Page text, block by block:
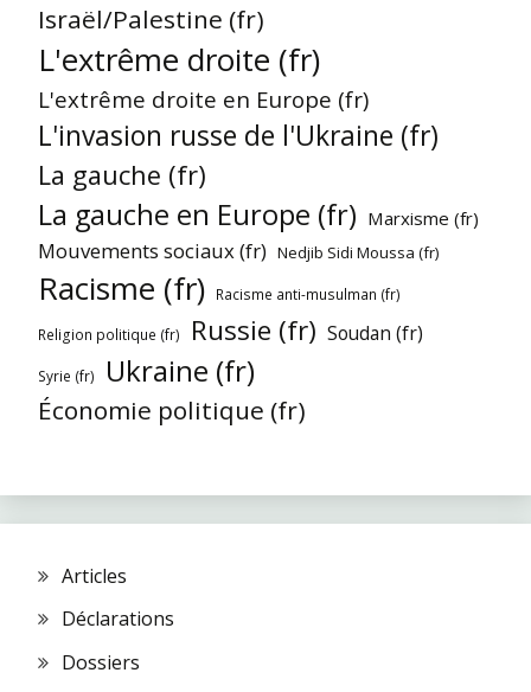
Israël/Palestine (fr)
L'extrême droite (fr)
L'extrême droite en Europe (fr)
L'invasion russe de l'Ukraine (fr)
La gauche (fr)
La gauche en Europe (fr) Marxisme (fr)
Mouvements sociaux (fr) Nedjib Sidi Moussa (fr)
Racisme (fr) Racisme anti-musulman (fr)
Religion politique (fr) Russie (fr) Soudan (fr)
Syrie (fr) Ukraine (fr)
Économie politique (fr)
Articles
Déclarations
Dossiers